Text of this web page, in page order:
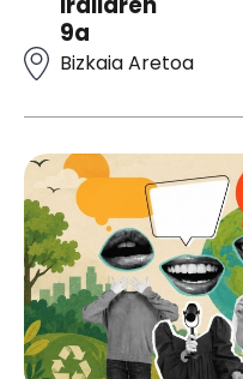
9a
Bizkaia Aretoa